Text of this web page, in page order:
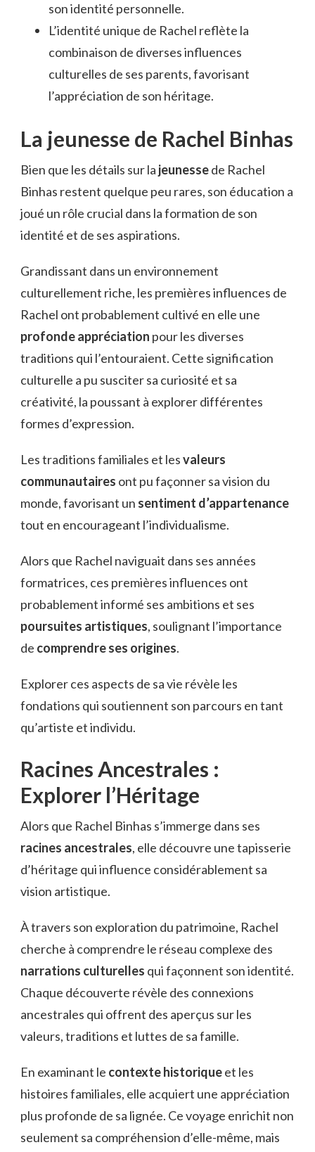
son identité personnelle.
L’identité unique de Rachel reflète la
combinaison de diverses influences
culturelles de ses parents, favorisant
l’appréciation de son héritage.
La jeunesse de Rachel Binhas
Bien que les détails sur la jeunessede Rachel
Binhas restent quelque peu rares, son éducation a
joué un rôle crucial dans la formation de son
identité et de ses aspirations.
Grandissant dans un environnement
culturellement riche, les premières influences de
Rachel ont probablement cultivé en elle une
profonde appréciation pour les diverses
traditions qui l’entouraient. Cette signification
culturelle a pu susciter sa curiosité et sa
créativité, la poussant à explorer différentes
formes d’expression.
Les traditions familiales et lesvaleurs
communautaires ont pu façonner sa vision du
monde, favorisant un sentiment d’appartenance
tout en encourageant l’individualisme.
Alors que Rachel naviguait dans ses années
formatrices, ces premières influences ont
probablement informé ses ambitions et ses
poursuites artistiques, soulignant l’importance
de comprendre ses origines.
Explorer ces aspects de sa vie révèle les
fondations qui soutiennent son parcours en tant
qu’artiste et individu.
Racines Ancestrales :
Explorer l’Héritage
Alors que Rachel Binhas s’immerge dans ses
racines ancestrales, elle découvre une tapisserie
d’héritage qui influence considérablement sa
vision artistique.
À travers son exploration du patrimoine, Rachel
cherche à comprendre le réseau complexe des
narrations culturelles qui façonnent son identité.
Chaque découverte révèle des connexions
ancestrales qui offrent des aperçus sur les
valeurs, traditions et luttes de sa famille.
En examinant le contexte historiqueet les
histoires familiales, elle acquiert une appréciation
plus profonde de sa lignée. Ce voyage enrichit non
seulement sa compréhension d’elle-même, mais